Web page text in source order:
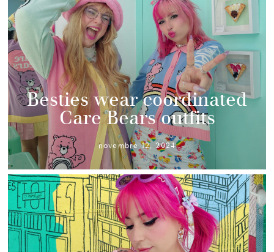
Besties wear coordinated
Care Bears outfits
novembre 12, 2024